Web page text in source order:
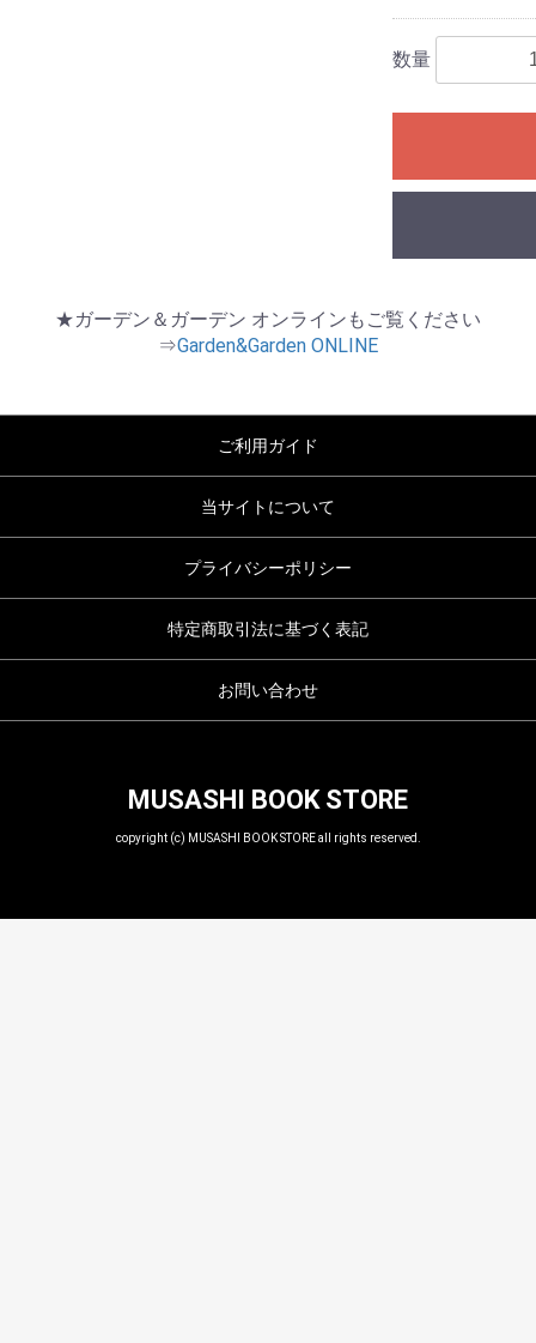
数量
★ガーデン＆ガーデン オンラインもご覧ください
⇒Garden&Garden ONLINE
ご利用ガイド
当サイトについて
プライバシーポリシー
特定商取引法に基づく表記
お問い合わせ
MUSASHI BOOK STORE
copyright (c) MUSASHI BOOK STORE all rights reserved.